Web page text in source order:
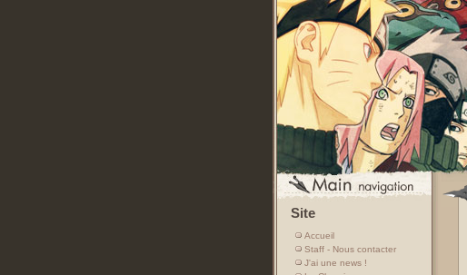
Site
Accueil
Staff - Nous contacter
J'ai une news !